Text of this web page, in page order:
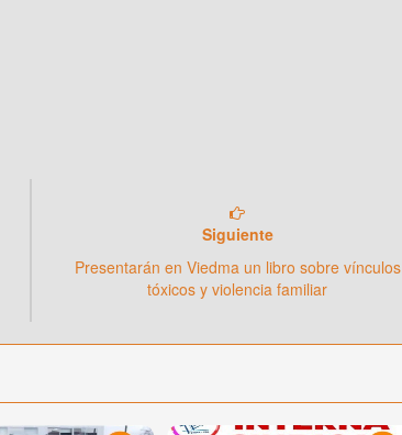
Siguiente
Presentarán en Viedma un libro sobre vínculos
tóxicos y violencia familiar